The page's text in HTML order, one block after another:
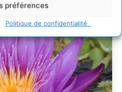
préférences
Politique de confidentialité